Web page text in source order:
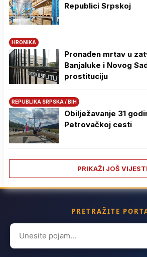
Republici Srpskoj
HRONIKA
Pronađen mrtav u
Banjaluke i Novog
prostituciju
REPUBLIKA SRPSKA / BIH
Obilježavanje 31
Petrovačkoj cesti
PRIKAŽI JOŠ VIJESTI
PRETRAŽITE
Search
for: